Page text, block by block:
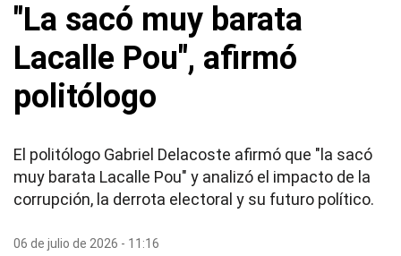
"La sacó muy barata
Lacalle Pou", afirmó
politólogo
El politólogo Gabriel Delacoste afirmó que "la sacó
muy barata Lacalle Pou" y analizó el impacto de la
corrupción, la derrota electoral y su futuro político.
06 de julio de 2026 - 11:16